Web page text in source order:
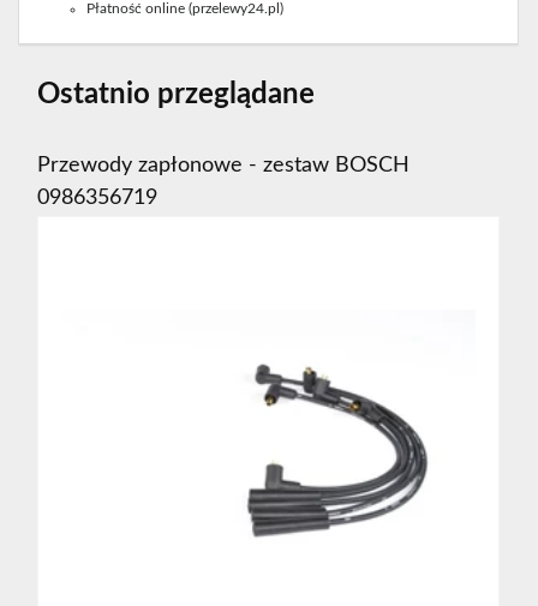
Płatność online (przelewy24.pl)
Ostatnio przeglądane
Przewody zapłonowe - zestaw BOSCH
0986356719